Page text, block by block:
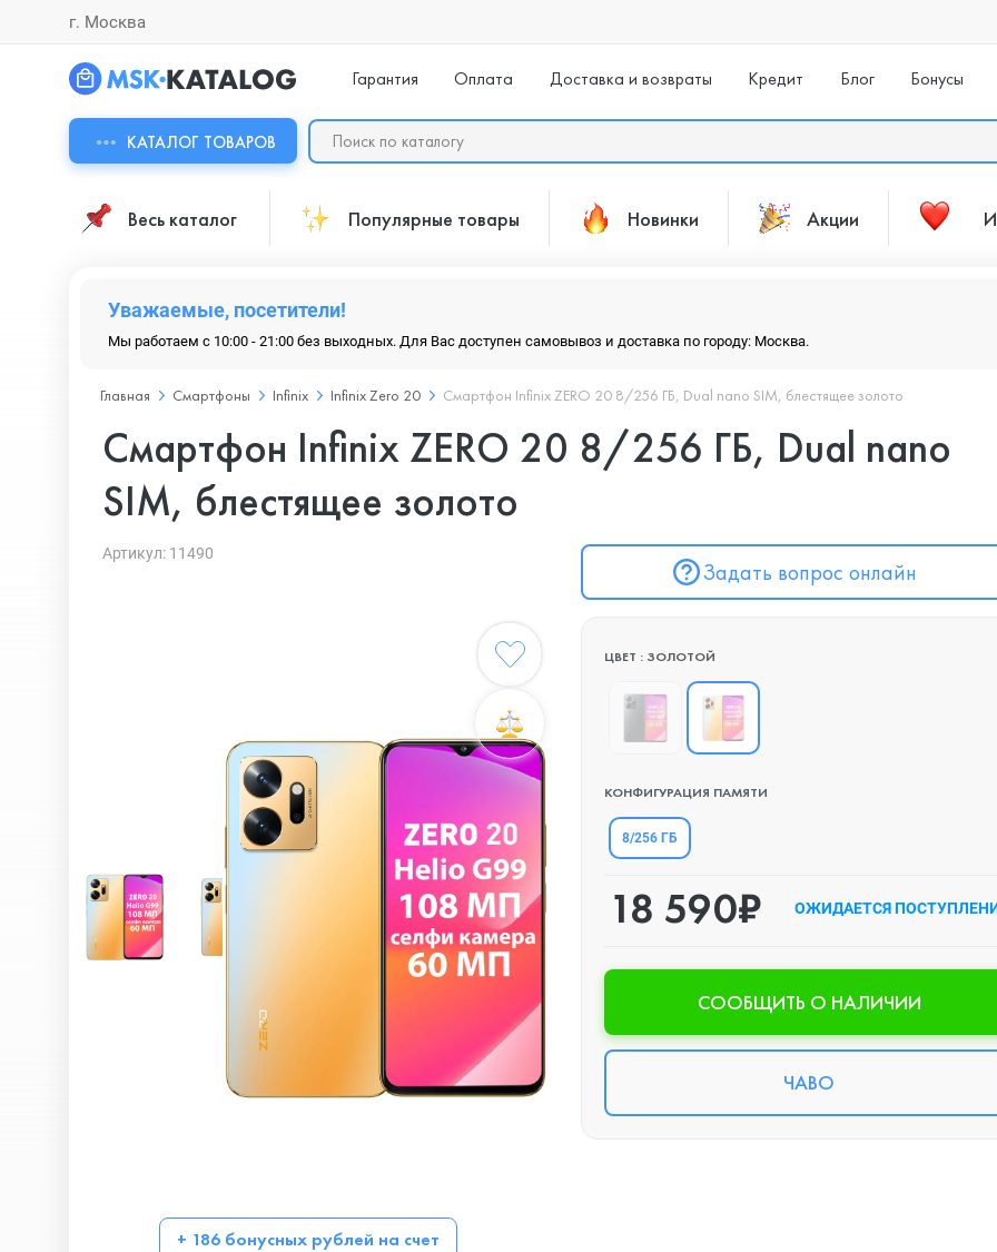
г. Москва
Гарантия Оплата Доставка и возвраты Кредит Блог Бонусы
КАТАЛОГ ТОВАРОВ
Весь каталог Популярные товары Новинки Акции
Уважаемые, посетители!
Мы работаем с 10:00 - 21:00 без выходных. Для Вас доступен самовывоз и доставка по городу: Москва.
Главная Смартфоны Infinix Infinix Zero 20 Смартфон Infinix ZERO 20 8/256 ГБ, Dual nano SIM, блестящее золото
Смартфон Infinix ZERO 20 8/256 ГБ, Dual nano
SIM, блестящее золото
Артикул: 11490
Задать вопрос онлайн
+ 186 бонусных рублей на счет
ЦВЕТ : ЗОЛОТОЙ
КОНФИГУРАЦИЯ ПАМЯТИ
8/256 ГБ
18 590₽ ОЖИДАЕТСЯ
CООБЩИТЬ О НАЛИЧИИ
ЧАВО